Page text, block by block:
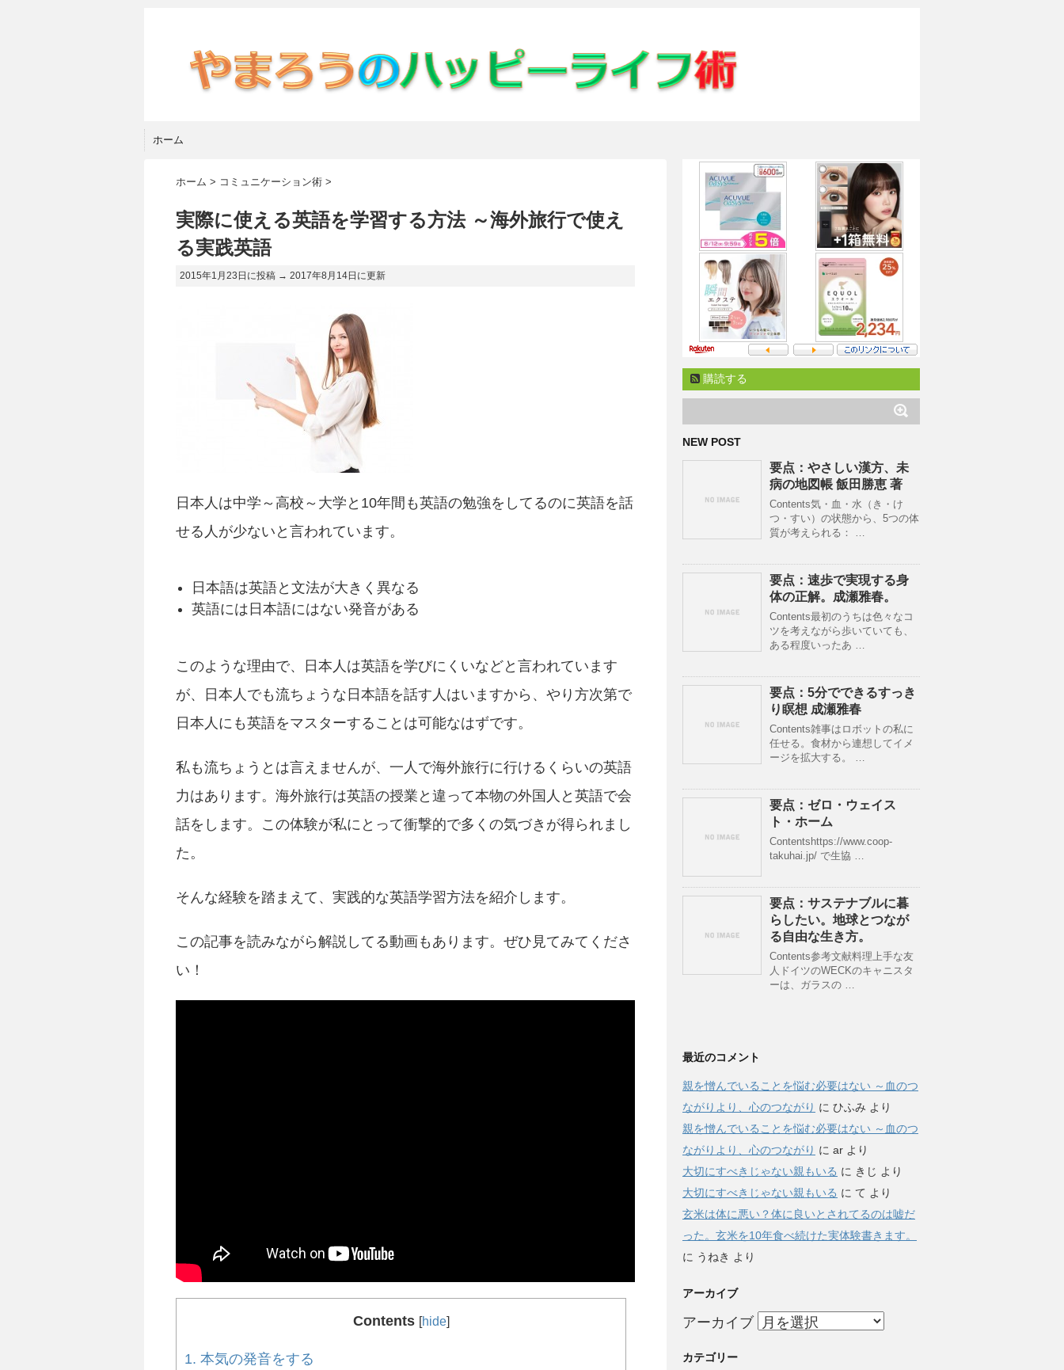
ホーム
ホーム > コミュニケーション術 >
実際に使える英語を学習する方法 ～海外旅行で使え
る実践英語
2015年1月23日に投稿 → 2017年8月14日 に更新
日本人は中学～高校～大学と10年間も英語の勉強をしてるのに英語を話
せる人が少ないと言われています。
日本語は英語と文法が大きく異なる
英語には日本語にはない発音がある
このような理由で、日本人は英語を学びにくいなどと言われています
が、日本人でも流ちょうな日本語を話す人はいますから、やり方次第で
日本人にも英語をマスターすることは可能なはずです。
私も流ちょうとは言えませんが、一人で海外旅行に行けるくらいの英語
力はあります。海外旅行は英語の授業と違って本物の外国人と英語で会
話をします。この体験が私にとって衝撃的で多くの気づきが得られまし
た。
そんな経験を踏まえて、実践的な英語学習方法を紹介します。
この記事を読みながら解説してる動画もあります。ぜひ見てみてくださ
い！
Contents [hide]
1. 本気の発音をする
購読する
NEW POST
要点：やさしい漢方、未
病の地図帳 飯田勝恵 著
Contents気・血・水（き・け
つ・すい）の状態から、5つの体
質が考えられる： …
要点：速歩で実現する身
体の正解。成瀬雅春。
Contents最初のうちは色々なコ
ツを考えながら歩いていても、
ある程度いったあ …
要点：5分でできるすっき
り瞑想 成瀬雅春
Contents雑事はロボットの私に
任せる。食材から連想してイメ
ージを拡大する。 …
要点：ゼロ・ウェイス
ト・ホーム
Contentshttps://www.coop-
takuhai.jp/ で生協 …
要点：サステナブルに暮
らしたい。地球とつなが
る自由な生き方。
Contents参考文献料理上手な友
人ドイツのWECKのキャニスタ
ーは、ガラスの …
最近のコメント
親を憎んでいることを悩む必要はない ～血のつ
ながりより、心のつながり に ひふみ より
親を憎んでいることを悩む必要はない ～血のつ
ながりより、心のつながり に ar より
大切にすべきじゃない親もいる に きじ より
大切にすべきじゃない親もいる に て より
玄米は体に悪い？体に良いとされてるのは嘘だ
った。玄米を10年食べ続けた実体験書きます。
に うねき より
アーカイブ
アーカイブ
カテゴリー